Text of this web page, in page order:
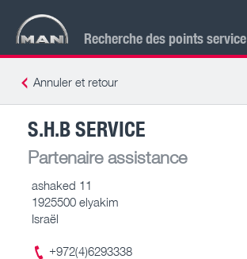
Recherche des points service
Annuler et retour
S.H.B SERVICE
Partenaire assistance
ashaked 11
1925500 elyakim
Israël
+972(4)6293338